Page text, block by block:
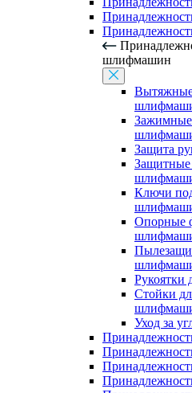
шлифмашин
Зажимные
Защита
Защитные
Ключи
Опорные
Рукоятки
Стойки
Уход за